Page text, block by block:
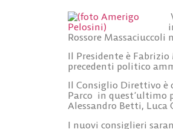
Rossore Massaciuccoli
Il Presidente è
precedenti politico
Il Consiglio Direttivo è
Parco in quest’ultimo
Alessandro Betti,
I nuovi consiglieri